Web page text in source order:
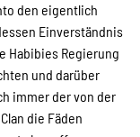
den eigentlich
Einverständnis
Habibies Regierung
und darüber
immer der von der
die Fäden